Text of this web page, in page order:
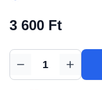
3 600 Ft
Mennyiség